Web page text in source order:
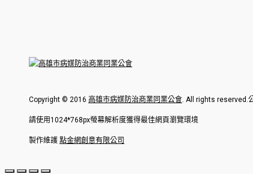
Copyright © 2016 高雄市病媒防治商業同業公會. All rights reserved.
請使用1024*768px螢幕解析度獲得最佳網頁瀏覽環境
製作維護 點金網創意有限公司
回